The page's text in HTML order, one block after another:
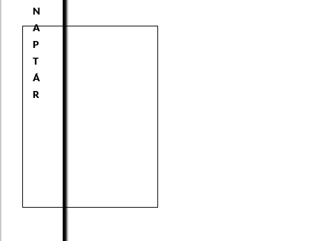
N
A
P
T
Á
R